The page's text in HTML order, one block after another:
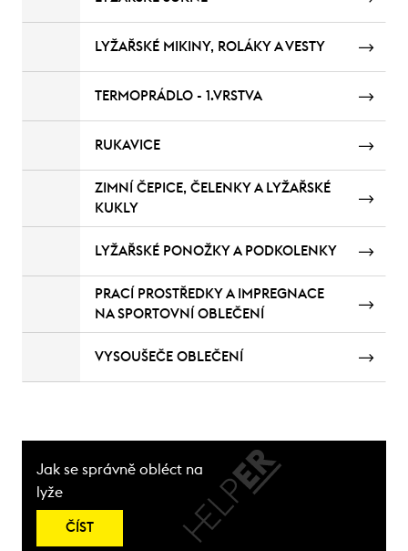
LYŽAŘSKÉ MIKINY, ROLÁKY A VESTY
TERMOPRÁDLO - 1.VRSTVA
RUKAVICE
ZIMNÍ ČEPICE, ČELENKY A LYŽAŘSKÉ
KUKLY
LYŽAŘSKÉ PONOŽKY A PODKOLENKY
PRACÍ PROSTŘEDKY A IMPREGNACE
NA SPORTOVNÍ OBLEČENÍ
VYSOUŠEČE OBLEČENÍ
Jak se správně obléct na
lyže
ČÍST